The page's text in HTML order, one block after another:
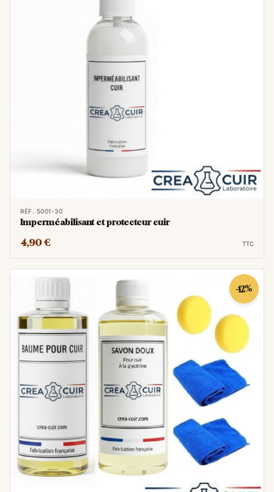
RÉF. 5001-30
Imperméabilisant et protecteur cuir
4,90 € TTC
-12%